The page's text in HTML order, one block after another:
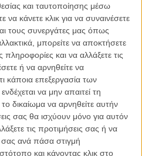
και ταυτοποίησης μέσω
κάνετε κλικ για να συναινέσετε
τους συνεργάτες μας όπως
μπορείτε να αποκτήσετε
και να αλλάξετε τις
ή να αρνηθείτε να
κάποια επεξεργασία των
να μην απαιτεί τη
δικαίωμα να αρνηθείτε αυτήν
σας θα ισχύουν μόνο για αυτόν
τις προτιμήσεις σας ή να
ανά πάσα στιγμή
και κάνοντας κλικ στο
είναι ούτως ή άλλως
Αμέσως σου εμπνέει δέος η
σκακιέρες, τα κάδρα με τον
στο «εικονοστάσι» με τις
πρωταθλητών στο σκάκι, ο
(χωριό του καφετζή Γιάννη)
εγχειρίδια, το πάτωμα με το μοτίβο
τηγανίζει ομελέτες, ένας
και θεωρεί τους σκακιστές
μεμιάς πως η
και ευφάνταστη από κάθε
θα υπολείπεται πάντα σε